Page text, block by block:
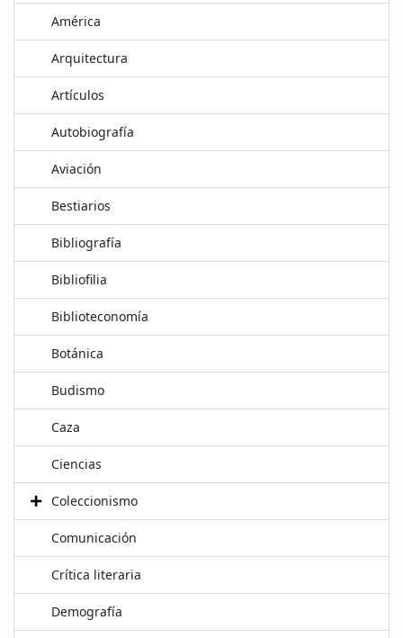
América
Arquitectura
Artículos
Autobiografía
Aviación
Bestiarios
Bibliografía
Bibliofilia
Biblioteconomía
Botánica
Budismo
Caza
Ciencias
Coleccionismo
Comunicación
Crítica literaria
Demografía